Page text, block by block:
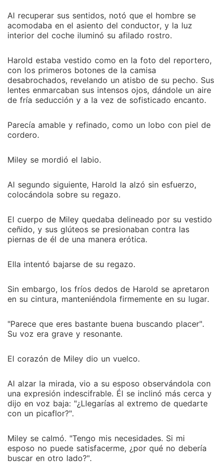
Al recuperar sus sentidos, notó que el hombre se
acomodaba en el asiento del conductor, y la luz
interior del coche iluminó su afilado rostro.
Harold estaba vestido como en la foto del reportero,
con los primeros botones de la camisa
desabrochados, revelando un atisbo de su pecho. Sus
lentes enmarcaban sus intensos ojos, dándole un aire
de fría seducción y a la vez de sofisticado encanto.
Parecía amable y refinado, como un lobo con piel de
cordero.
Miley se mordió el labio.
Al segundo siguiente, Harold la alzó sin esfuerzo,
colocándola sobre su regazo.
El cuerpo de Miley quedaba delineado por su vestido
ceñido, y sus glúteos se presionaban contra las
piernas de él de una manera erótica.
Ella intentó bajarse de su regazo.
Sin embargo, los fríos dedos de Harold se apretaron
en su cintura, manteniéndola firmemente en su lugar.
"Parece que eres bastante buena buscando placer".
Su voz era grave y resonante.
El corazón de Miley dio un vuelco.
Al alzar la mirada, vio a su esposo observándola con
una expresión indescifrable. Él se inclinó más cerca y
dijo en voz baja: "¿Llegarías al extremo de quedarte
con un picaflor?".
Miley se calmó. "Tengo mis necesidades. Si mi
esposo no puede satisfacerme, ¿por qué no debería
buscar en otro lado?".